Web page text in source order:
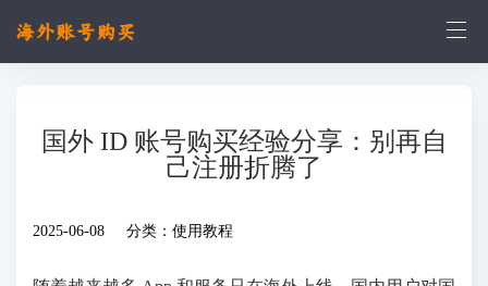
国外 ID 账号购买经验分享：别再自
己注册折腾了
2025-06-08 分类： 使用教程